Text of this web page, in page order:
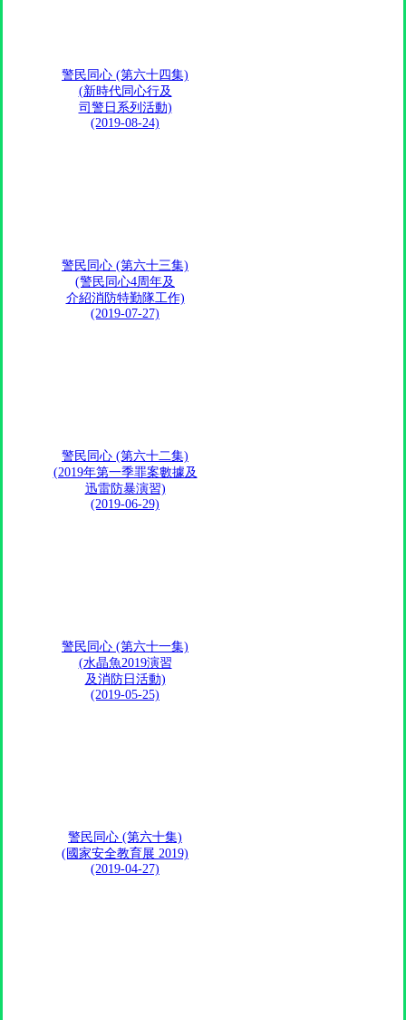
警民同心 (第六十四集)
(新時代同心行及
司警日系列活動)
(2019-08-24)
警民同心 (第六十三集)
(警民同心4周年及
介紹消防特勤隊工作)
(2019-07-27)
警民同心 (第六十二集)
(2019年第一季罪案數據及
迅雷防暴演習)
(2019-06-29)
警民同心 (第六十一集)
(水晶魚2019演習
及消防日活動)
(2019-05-25)
警民同心 (第六十集)
(國家安全教育展 2019)
(2019-04-27)